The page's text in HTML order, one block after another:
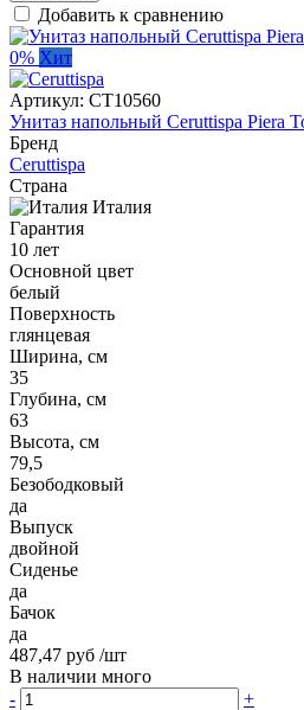
Добавить к сравнению
0% Хит
Артикул: CT10560
Унитаз напольный Ceruttispa Piera
Бренд
Ceruttispa
Страна
Италия
Гарантия
10 лет
Основной цвет
белый
Поверхность
глянцевая
Ширина, см
35
Глубина, см
63
Высота, см
79,5
Безободковый
да
Выпуск
двойной
Сиденье
да
Бачок
да
487,47 руб /шт
В наличии много
-
+